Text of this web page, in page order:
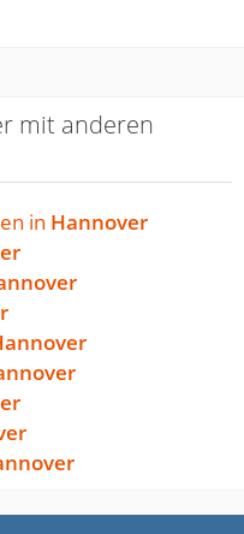
will, ist bei
Worte!
Habel GmbH
mit anderen
in Hannover